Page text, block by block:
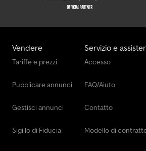
Vendere
Tariffe e prezzi
Pubblicare annunci
Gestisci annunci
Sigillo di Fiducia
Servizio e
Accesso
FAQ/Aiuto
Contatto
Modello di